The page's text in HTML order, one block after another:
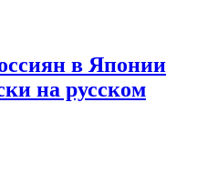
в Японии
на русском